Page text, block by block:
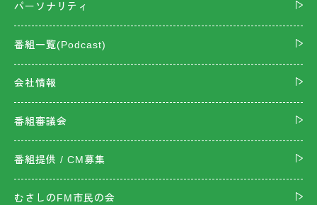
パーソナリティ
番組一覧(Podcast)
会社情報
番組審議会
番組提供 / CM募集
むさしのFM市民の会